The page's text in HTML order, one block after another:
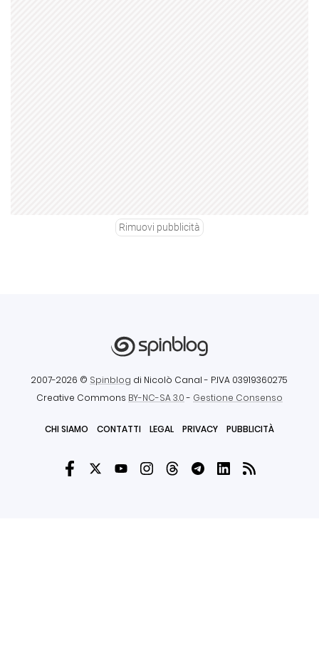
Rimuovi pubblicità
2007-2026 © Spinblog di Nicolò Canal - P.IVA 03919360275
Creative Commons BY-NC-SA 3.0- Gestione Consenso
CHI SIAMO CONTATTI LEGAL PRIVACY PUBBLICITÀ